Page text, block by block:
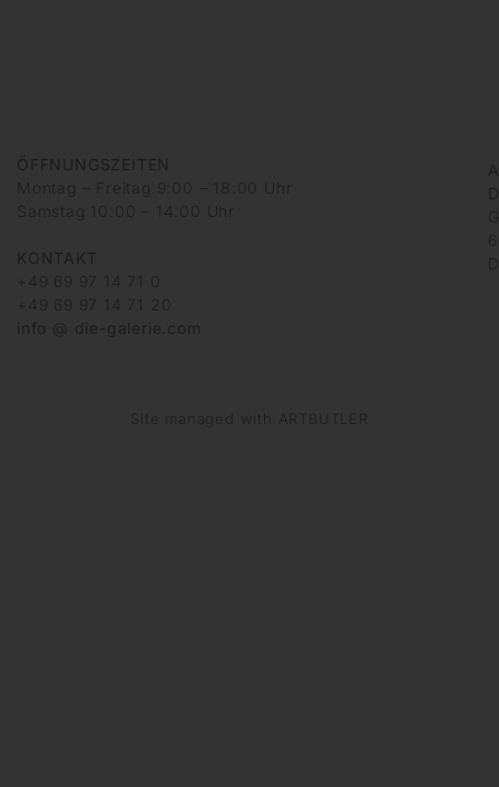
ÖFFNUNGSZEITEN
Montag – Freitag 9:00 – 18:00 Uhr
Samstag 10:00 – 14:00 Uhr
KONTAKT
+49 69 97 14 71 0
+49 69 97 14 71 20
info @ die-galerie.com
Site managed with ARTBUTLER